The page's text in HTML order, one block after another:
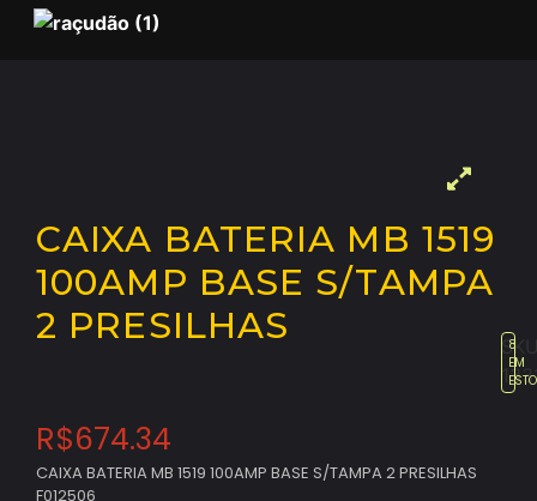
CAIXA BATERIA MB 1519
100AMP BASE S/TAMPA
2 PRESILHAS
8
EM
R$674.34
CAIXA BATERIA MB 1519 100AMP BASE S/TAMPA 2 PRESILHAS
F012506